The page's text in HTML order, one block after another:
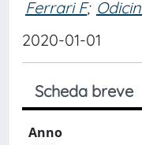
Ferrari F;
2020-01-01
Scheda breve
Anno